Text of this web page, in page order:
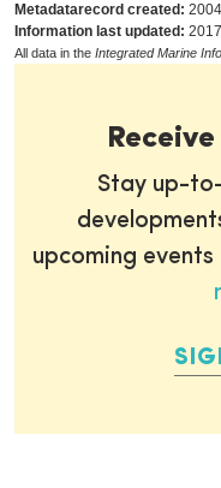
Metadatarecord created:
Information last updated:
All data in the Integrated Marine
Stay up-
upcoming